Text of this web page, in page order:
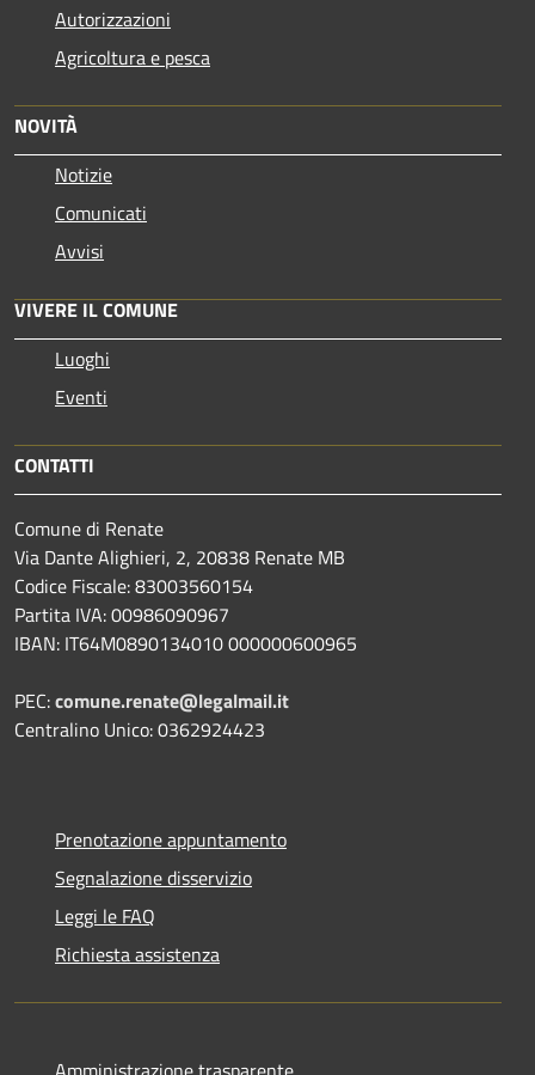
Autorizzazioni
Agricoltura e pesca
NOVITÀ
Notizie
Comunicati
Avvisi
VIVERE IL COMUNE
Luoghi
Eventi
CONTATTI
Comune di Renate
Via Dante Alighieri, 2, 20838 Renate MB
Codice Fiscale: 83003560154
Partita IVA: 00986090967
IBAN: IT64M0890134010 000000600965
PEC:comune.renate@legalmail.it
Centralino Unico: 0362924423
Prenotazione appuntamento
Segnalazione disservizio
Leggi le FAQ
Richiesta assistenza